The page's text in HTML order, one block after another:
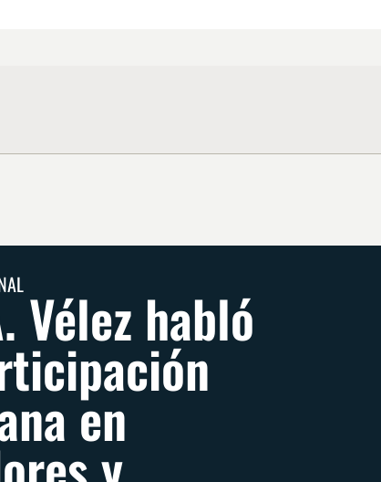
Vélez habló
en